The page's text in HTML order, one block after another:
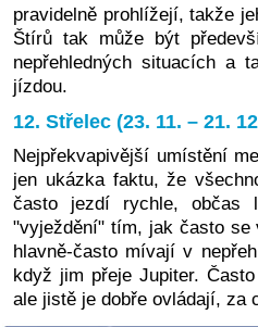
pravidelně prohlížejí, takže
Štírů tak může být
nepřehledných situacích a
jízdou.
12. Střelec (23. 11. – 21.
Nejpřekvapivější umístění
jen ukázka faktu, že
často jezdí rychle, občas
"vyježdění" tím, jak často se
hlavně-často mívají v
když jim přeje Jupiter.
ale jistě je dobře ovládají, za